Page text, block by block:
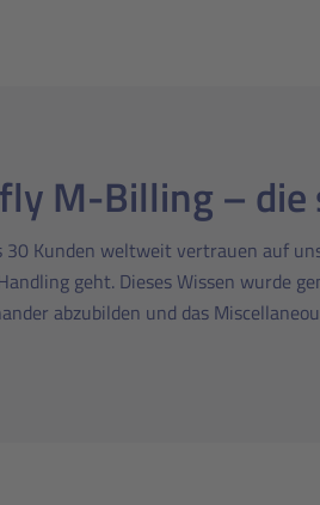
M-Billing –
30 Kunden weltweit vertrauen auf
geht. Dieses Wissen wurde
abzubilden und das